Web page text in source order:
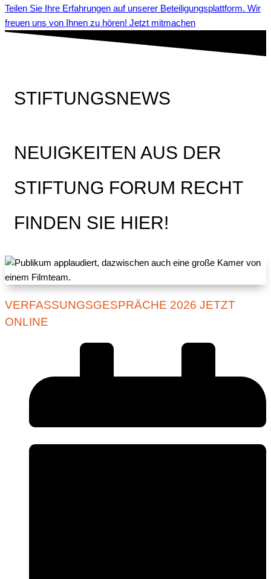
Teilen Sie Ihre Erfahrungen auf unserer Beteiligungsplattform. Wir
freuen uns von Ihnen zu hören! Jetzt mitmachen
STIFTUNGSNEWS
NEUIGKEITEN AUS DER
STIFTUNG FORUM RECHT
FINDEN SIE HIER!
VERFASSUNGSGESPRÄCHE 2026 JETZT
ONLINE